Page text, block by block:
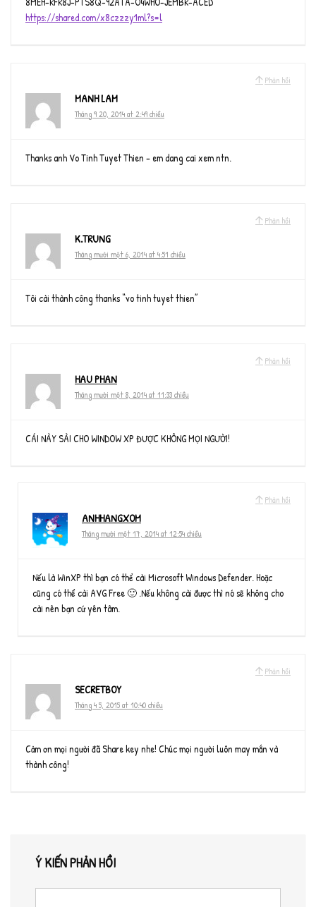
https://shared.com/x8czzzy1ml?s=l
Phản hồi
MANH LAM
Tháng 9 20, 2014 at 2:49 chiều
Thanks anh Vo Tinh Tuyet Thien – em dang cai xem ntn.
Phản hồi
K.TRUNG
Tháng mười một 6, 2014 at 4:51 chiều
Tôi cài thành công thanks “vo tinh tuyet thien”
Phản hồi
HAU PHAN
Tháng mười một 8, 2014 at 11:33 chiều
CÁI NÀY SÀI CHO WINDOW XP ĐƯỢC KHÔNG MỌI NGƯỜI!
Phản hồi
ANHHANGXOM
Tháng mười một 17, 2014 at 12:54 chiều
Nếu là WinXP thì bạn có thể cài Microsoft Windows Defender. Hoặc
cũng có thể cài AVG Free 🙂 .Nếu không cài được thì nó sẽ không cho
cài nên bạn cứ yên tâm.
Phản hồi
SECRETBOY
Tháng 4 5, 2015 at 10:40 chiều
Cảm ơn mọi người đã Share key nhe! Chúc mọi người luôn may mắn và
thành công!
Ý KIẾN PHẢN HỒI